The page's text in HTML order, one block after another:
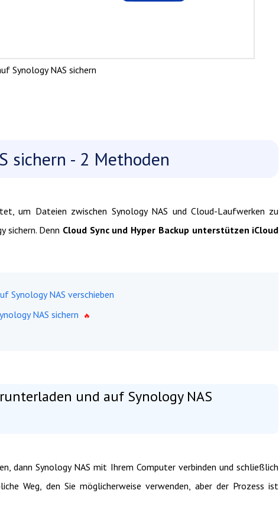
Synology NAS sichern
sichern - 2 Methoden
um Dateien zwischen Synology NAS und Cloud-Laufwerken zu
sichern. Denn Cloud Sync und Hyper Backup unterstützen iCloud
Synology NAS verschieben
NAS sichern
und auf Synology NAS
dann Synology NAS mit Ihrem Computer verbinden und schließlich
Weg, den Sie möglicherweise verwenden, aber der Prozess ist